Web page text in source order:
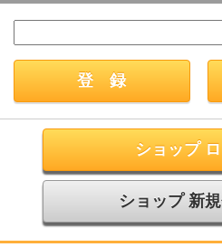
ショップ
ショップ 新